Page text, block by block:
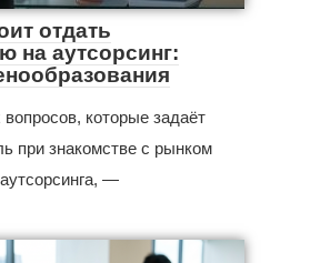
отдать
на аутсорсинг:
которые задаёт
при знакомстве с рынком
—